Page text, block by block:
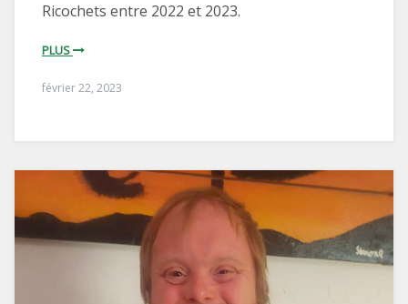
Ricochets entre 2022 et 2023.
PLUS
février 22, 2023